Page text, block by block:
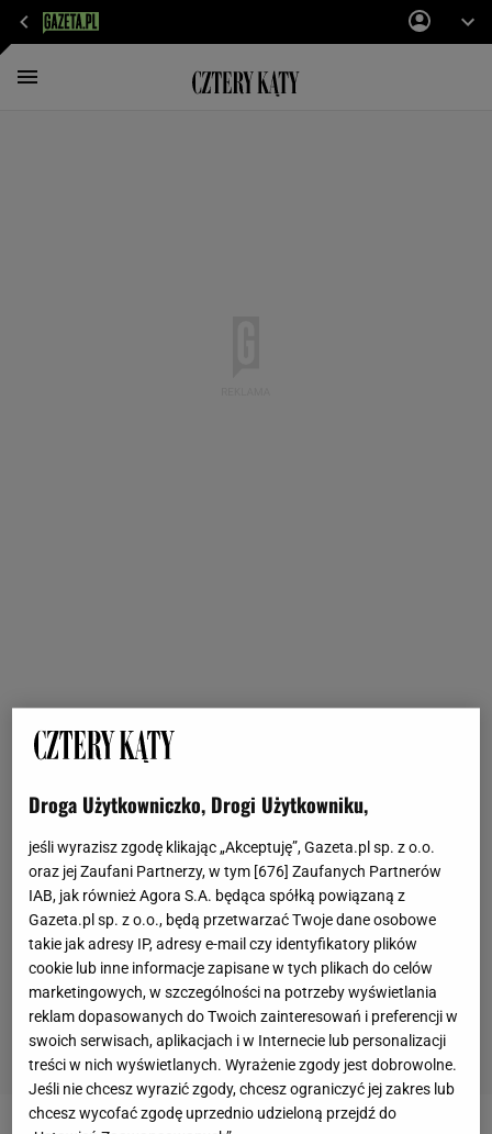
Droga Użytkowniczko, Drogi Użytkowniku,
jeśli wyrazisz zgodę klikając „Akceptuję”, Gazeta.pl sp. z o.o.
oraz jej Zaufani Partnerzy, w tym [676] Zaufanych Partnerów
IAB, jak również Agora S.A. będąca spółką powiązaną z
Gazeta.pl sp. z o.o., będą przetwarzać Twoje dane osobowe
takie jak adresy IP, adresy e-mail czy identyfikatory plików
cookie lub inne informacje zapisane w tych plikach do celów
marketingowych, w szczególności na potrzeby wyświetlania
reklam dopasowanych do Twoich zainteresowań i preferencji w
swoich serwisach, aplikacjach i w Internecie lub personalizacji
treści w nich wyświetlanych. Wyrażenie zgody jest dobrowolne.
Jeśli nie chcesz wyrazić zgody, chcesz ograniczyć jej zakres lub
chcesz wycofać zgodę uprzednio udzieloną przejdź do